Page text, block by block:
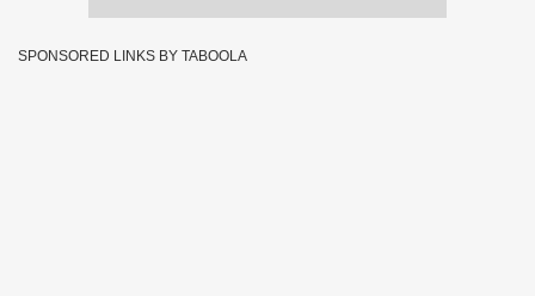
SPONSORED LINKS BY TABOOLA